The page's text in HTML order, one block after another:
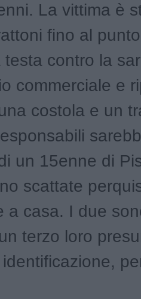
La vittima è
fino al
testa contro la
commerciale e
costola e un
un 15enne di
scattate
a casa. I due
terzo loro